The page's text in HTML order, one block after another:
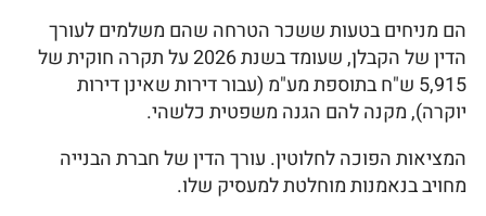
הם מניחים בטעות ששכר הטרחה שהם משלמים לעורך
הדין של הקבלן, שעומד בשנת 2026 על תקרה חוקית של
5,915 ש"ח בתוספת מע"מ (עבור דירות שאינן דירות
יוקרה), מקנה להם הגנה משפטית כלשהי.
המציאות הפוכה לחלוטין. עורך הדין של חברת הבנייה
מחויב בנאמנות מוחלטת למעסיק שלו.